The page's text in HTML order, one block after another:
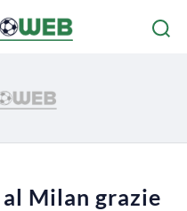
al Milan grazie